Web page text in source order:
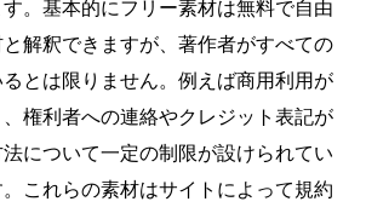
。基本的にフリー素材は無料で自由
解釈できますが、著作者がすべての
とは限りません。例えば商用利用が
権利者への連絡やクレジット表記が
について一定の制限が設けられてい
これらの素材はサイトによって規約